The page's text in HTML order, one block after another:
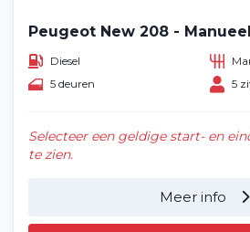
Peugeot New 208 - Manueel
Diesel
5 deuren
5
Selecteer een geldige start- en
te zien.
Meer info